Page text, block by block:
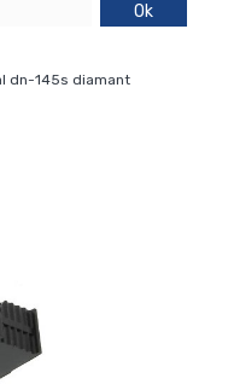
Ok
dn-145s diamant